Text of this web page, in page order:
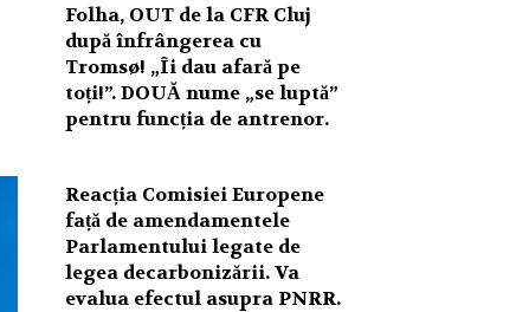
Folha, OUT de la CFR Cluj
după înfrângerea cu
Tromsø! „Îi dau afară pe
toți!”. DOUĂ nume „se luptă”
pentru funcția de antrenor.
Reacția Comisiei Europene
față de amendamentele
Parlamentului legate de
legea decarbonizării. Va
evalua efectul asupra PNRR.